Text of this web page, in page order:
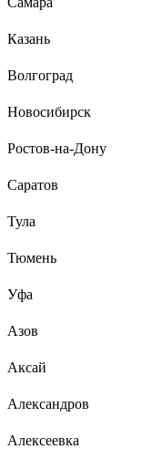
краски , масла .
заварит а потом
на ветер .
Отзыв об электродах
Матвеев Дмитрий
работы в недоступных
Казань
Волгоград
Новосибирск
Ростов-на-Дону
Саратов
Тула
Тюмень
Уфа
Азов
Аксай
Александров
Алексеевка